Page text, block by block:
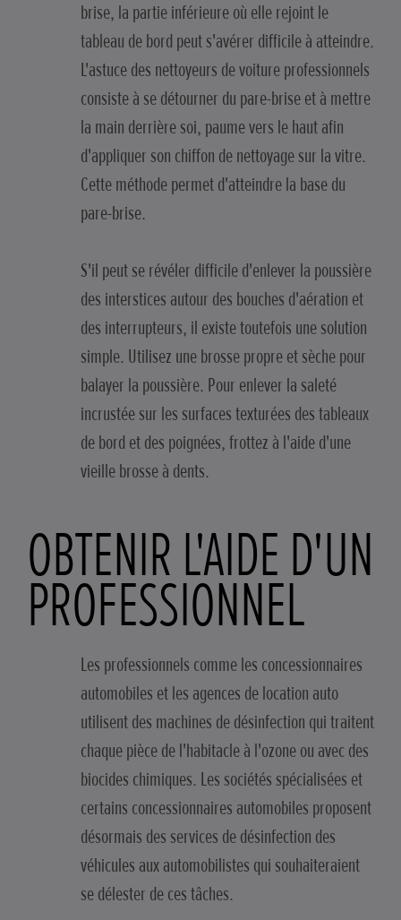
brise, la partie inférieure où elle rejoint le
tableau de bord peut s'avérer difficile à atteindre.
L'astuce des nettoyeurs de voiture professionnels
consiste à se détourner du pare-brise et à mettre
la main derrière soi, paume vers le haut afin
d'appliquer son chiffon de nettoyage sur la vitre.
Cette méthode permet d'atteindre la base du
pare-brise.
S'il peut se révéler difficile d'enlever la poussière
des interstices autour des bouches d'aération et
des interrupteurs, il existe toutefois une solution
simple. Utilisez une brosse propre et sèche pour
balayer la poussière. Pour enlever la saleté
incrustée sur les surfaces texturées des tableaux
de bord et des poignées, frottez à l'aide d'une
vieille brosse à dents.
OBTENIR L'AIDE D'UN
PROFESSIONNEL
Les professionnels comme les concessionnaires
automobiles et les agences de location auto
utilisent des machines de désinfection qui traitent
chaque pièce de l'habitacle à l'ozone ou avec des
biocides chimiques. Les sociétés spécialisées et
certains concessionnaires automobiles proposent
désormais des services de désinfection des
véhicules aux automobilistes qui souhaiteraient
se délester de ces tâches.